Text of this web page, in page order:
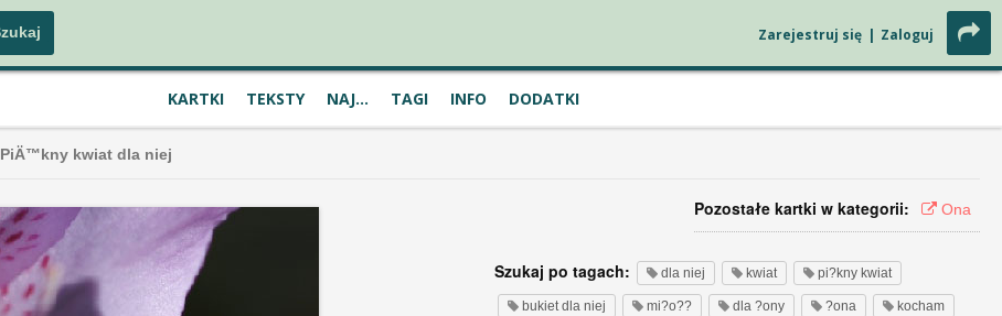
Zarejestruj się | Zaloguj
KARTKI TEKSTY NAJ... TAGI INFO DODATKI
PiÄ™kny kwiat dla niej
Pozostałe kartki w kategorii: Ona
Szukaj po tagach: dla niej kwiat pi?kny kwiat
bukiet dla niej mi?o?? dla ?ony ?ona kocham